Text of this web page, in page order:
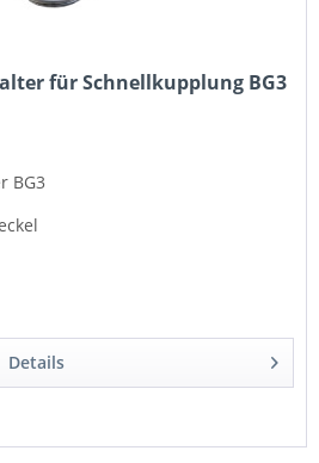
für Schnellkupplung BG3
BG3
Details